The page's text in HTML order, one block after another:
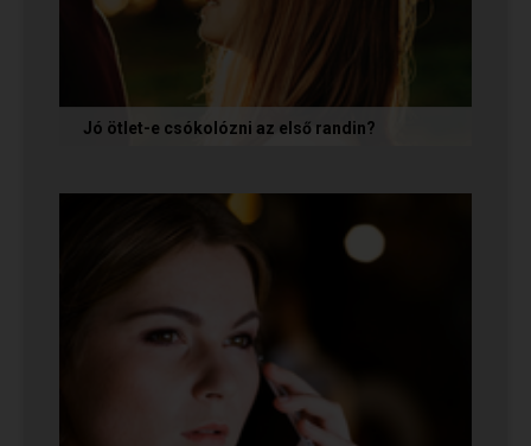
Jó ötlet-e csókolózni az első randin?
az azt jelenti, hogy nem...